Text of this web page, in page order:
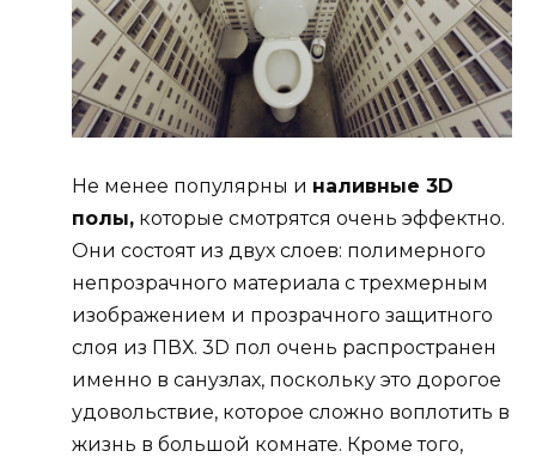
Не менее популярны и наливные 3D
полы, которые смотрятся очень эффектно.
Они состоят из двух слоев: полимерного
непрозрачного материала с трехмерным
изображением и прозрачного защитного
слоя из ПВХ. 3D пол очень распространен
именно в санузлах, поскольку это дорогое
удовольствие, которое сложно воплотить в
жизнь в большой комнате. Кроме того,